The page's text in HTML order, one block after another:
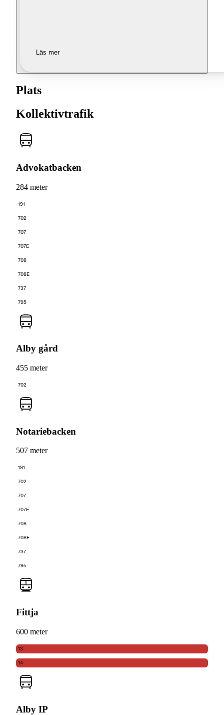
Läs mer
Plats
Kollektivtrafik
Advokatbacken
284 meter
191
702
707
707E
708
708E
737
795
Alby gård
455 meter
702
Notariebacken
507 meter
191
702
707
707E
708
708E
737
795
Fittja
600 meter
13
14
Alby IP